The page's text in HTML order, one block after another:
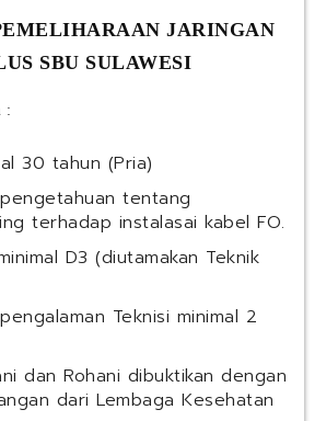
JARINGAN
SBU SULAWESI
:
30 tahun (Pria)
tentang
terhadap instalasai kabel FO.
D3 (diutamakan Teknik
Teknisi minimal 2
dan Rohani dibuktikan dengan
dari Lembaga Kesehatan